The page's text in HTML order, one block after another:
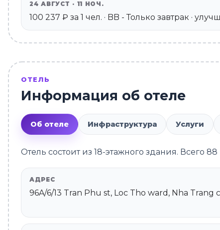
24 АВГУСТ · 11 НОЧ.
100 237 ₽ за 1 чел. · BB - Только завтрак ·
ОТЕЛЬ
Информация об отеле
Об отеле Инфраструктура Услуги
Отель состоит из 18-этажного здания. Всего
АДРЕС
96A/6/13 Tran Phu st, Loc Tho ward, Nha Trang